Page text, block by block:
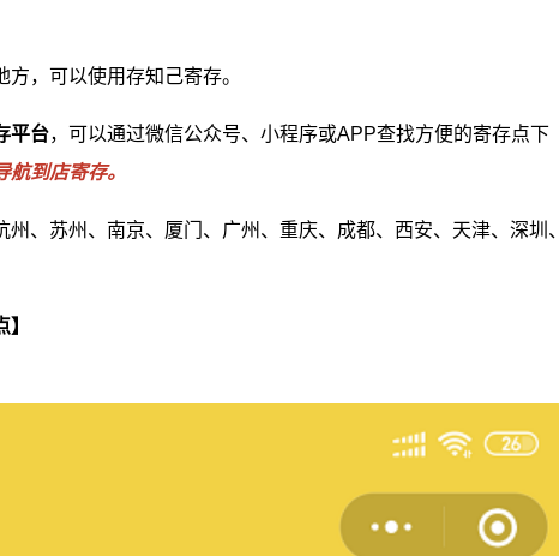
，可以使用存知己寄存。
平台，可以通过微信公众号、小程序或APP查找方便的寄存点下
到店寄存。
州、苏州、南京、厦门、广州、重庆、成都、西安、天津、深圳、